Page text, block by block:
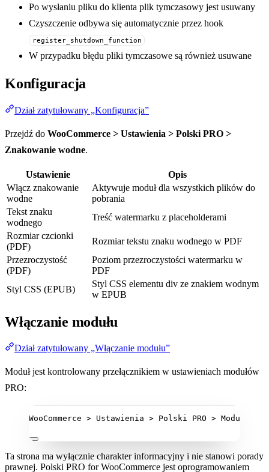
Po wysłaniu pliku do klienta plik tymczasowy jest usuwany
Czyszczenie odbywa się automatycznie przez hook
register_shutdown_function
W przypadku błędu pliki tymczasowe są również usuwane
Konfiguracja
Dział zatytułowany „Konfiguracja”
Przejdź do WooCommerce > Ustawienia > Polski PRO >
Znakowanie wodne.
Ustawienie
Opis
Włącz znakowanie
wodne
Aktywuje moduł dla wszystkich plików do
pobrania
Tekst znaku
wodnego
Treść watermarku z placeholderami
Rozmiar czcionki
(PDF)
Rozmiar tekstu znaku wodnego w PDF
Przezroczystość
(PDF)
Poziom przezroczystości watermarku w
PDF
Styl CSS (EPUB)
Styl CSS elementu div ze znakiem wodnym
w EPUB
Włączanie modułu
Dział zatytułowany „Włączanie modułu”
Moduł jest kontrolowany przełącznikiem w ustawieniach modułów
PRO:
WooCommerce > Ustawienia > Polski PRO > Moduły >
Ta strona ma wyłącznie charakter informacyjny i nie stanowi porady
prawnej. Polski PRO for WooCommerce jest oprogramowaniem